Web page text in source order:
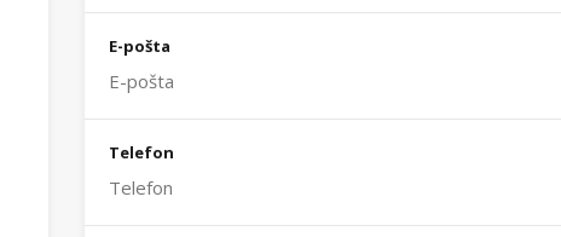
E-pošta
Telefon